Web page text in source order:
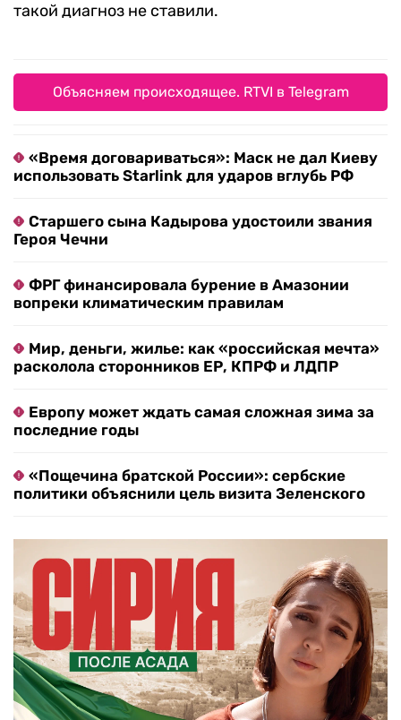
такой диагноз не ставили.
Объясняем происходящее. RTVI в Telegram
«Время договариваться»: Маск не дал Киеву
использовать Starlink для ударов вглубь РФ
Старшего сына Кадырова удостоили звания
Героя Чечни
ФРГ финансировала бурение в Амазонии
вопреки климатическим правилам
Мир, деньги, жилье: как «российская мечта»
расколола сторонников ЕР, КПРФ и ЛДПР
Европу может ждать самая сложная зима за
последние годы
«Пощечина братской России»: сербские
политики объяснили цель визита Зеленского